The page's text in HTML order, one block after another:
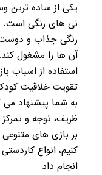
یکی از ساده ترین
نی های رنگی است.
رنگی جذاب و
آن ها را مشغول
استفاده از اسباب
تقویت خلاقیت
به شما پیشنهاد
ظریف، توجه و
بر بازی های
کنیم، انواع
انجام داد